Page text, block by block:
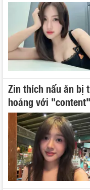
Zin thích nấu ăn bị
hoảng với